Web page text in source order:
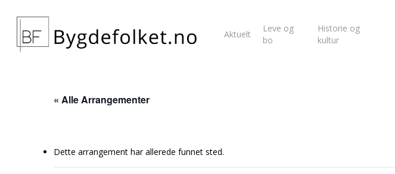
Aktuelt
Leve og
bo
Historie og
kultur
« Alle Arrangementer
Dette arrangement har allerede funnet sted.